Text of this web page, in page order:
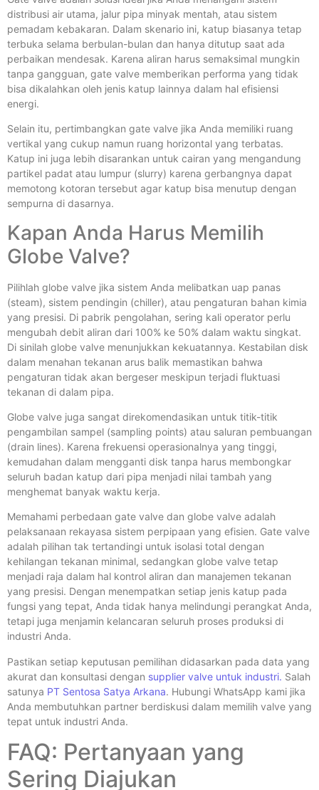
distribusi air utama, jalur pipa minyak mentah, atau sistem
pemadam kebakaran. Dalam skenario ini, katup biasanya tetap
terbuka selama berbulan-bulan dan hanya ditutup saat ada
perbaikan mendesak. Karena aliran harus semaksimal mungkin
tanpa gangguan, gate valve memberikan performa yang tidak
bisa dikalahkan oleh jenis katup lainnya dalam hal efisiensi
energi.
Selain itu, pertimbangkan gate valve jika Anda memiliki ruang
vertikal yang cukup namun ruang horizontal yang terbatas.
Katup ini juga lebih disarankan untuk cairan yang mengandung
partikel padat atau lumpur (slurry) karena gerbangnya dapat
memotong kotoran tersebut agar katup bisa menutup dengan
sempurna di dasarnya.
Kapan Anda Harus Memilih
Globe Valve?
Pilihlah globe valve jika sistem Anda melibatkan uap panas
(steam), sistem pendingin (chiller), atau pengaturan bahan kimia
yang presisi. Di pabrik pengolahan, sering kali operator perlu
mengubah debit aliran dari 100% ke 50% dalam waktu singkat.
Di sinilah globe valve menunjukkan kekuatannya. Kestabilan disk
dalam menahan tekanan arus balik memastikan bahwa
pengaturan tidak akan bergeser meskipun terjadi fluktuasi
tekanan di dalam pipa.
Globe valve juga sangat direkomendasikan untuk titik-titik
pengambilan sampel (sampling points) atau saluran pembuangan
(drain lines). Karena frekuensi operasionalnya yang tinggi,
kemudahan dalam mengganti disk tanpa harus membongkar
seluruh badan katup dari pipa menjadi nilai tambah yang
menghemat banyak waktu kerja.
Memahami perbedaan gate valve dan globe valve adalah
pelaksanaan rekayasa sistem perpipaan yang efisien. Gate valve
adalah pilihan tak tertandingi untuk isolasi total dengan
kehilangan tekanan minimal, sedangkan globe valve tetap
menjadi raja dalam hal kontrol aliran dan manajemen tekanan
yang presisi. Dengan menempatkan setiap jenis katup pada
fungsi yang tepat, Anda tidak hanya melindungi perangkat Anda,
tetapi juga menjamin kelancaran seluruh proses produksi di
industri Anda.
Pastikan setiap keputusan pemilihan didasarkan pada data yang
akurat dan konsultasi dengan supplier valve untuk industri. Salah
satunya PT Sentosa Satya Arkana. Hubungi WhatsApp kami jika
Anda membutuhkan partner berdiskusi dalam memilih valve yang
tepat untuk industri Anda.
FAQ: Pertanyaan yang
Sering Diajukan